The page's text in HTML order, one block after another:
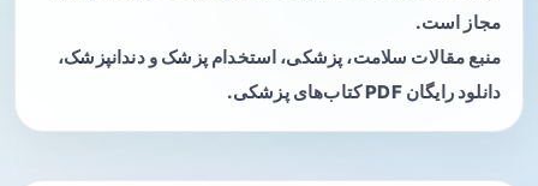
مجاز است.
منبع مقالات سلامت، پزشکی، استخدام پزشک و دندانپزشک،
دانلود رایگان PDF کتاب‌های پزشکی.